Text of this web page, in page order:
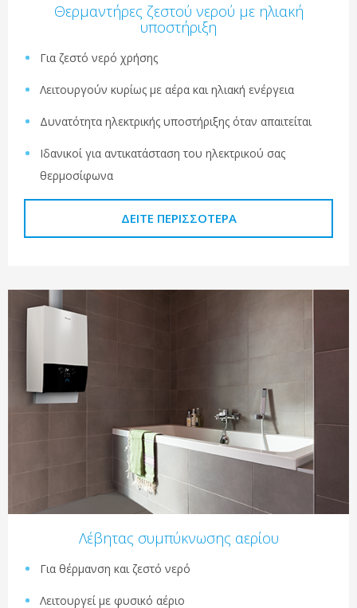
Θερμαντήρες ζεστού νερού με ηλιακή
υποστήριξη
Για ζεστό νερό χρήσης
Λειτουργούν κυρίως με αέρα και ηλιακή ενέργεια
Δυνατότητα ηλεκτρικής υποστήριξης όταν απαιτείται
Ιδανικοί για αντικατάσταση του ηλεκτρικού σας
θερμοσίφωνα
ΔΕΊΤΕ ΠΕΡΙΣΣΌΤΕΡΑ
Λέβητας συμπύκνωσης αερίου
Για θέρμανση και ζεστό νερό
Λειτουργεί με φυσικό αέριο